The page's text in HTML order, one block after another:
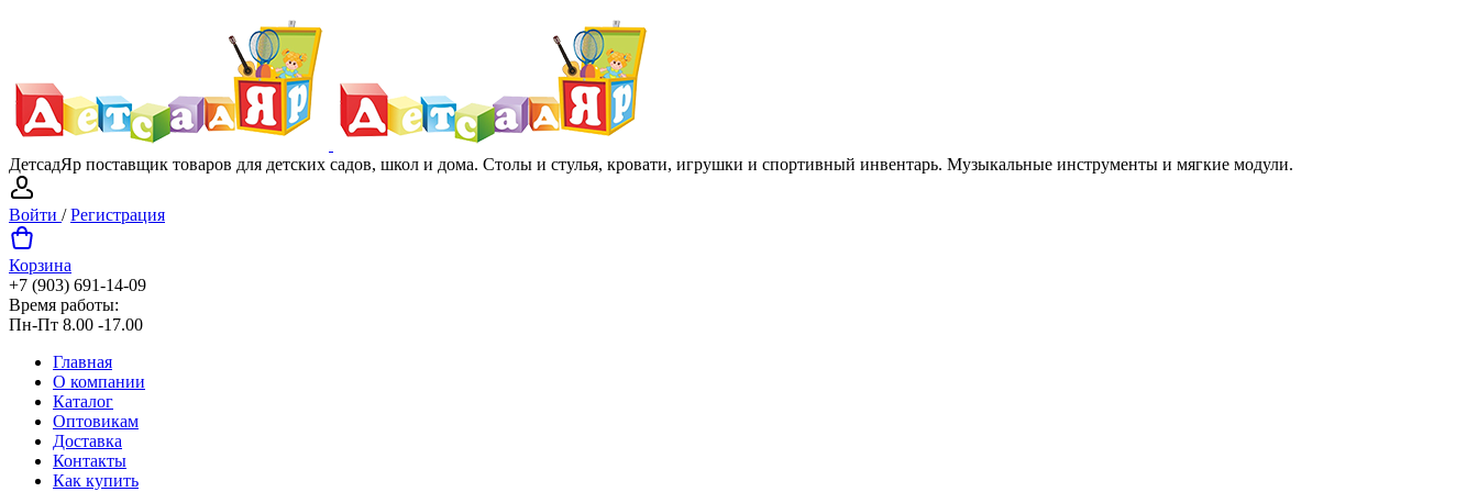
ДетсадЯр поставщик товаров для детских садов, школ и дома. Столы и стулья, кровати, игрушки и спортивный инвентарь. Музыкальные инструменты и мягкие модули.
Войти /Регистрация
Корзина
+7 (903) 691-14-09
Время работы:
Пн-Пт 8.00 -17.00
Главная
О компании
Каталог
Оптовикам
Доставка
Контакты
Как купить